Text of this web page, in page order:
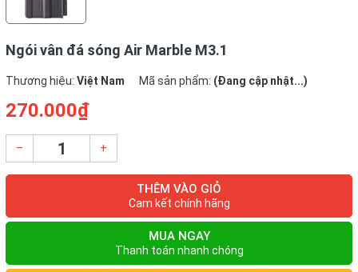
Ngói vân đá sóng Air Marble M3.1
Thương hiệu: Việt Nam Mã sản phẩm: (Đang cập nhật...)
270.000₫
– +
THÊM VÀO GIỎ
Cam kết chính hãng
MUA NGAY
Thanh toán nhanh chóng